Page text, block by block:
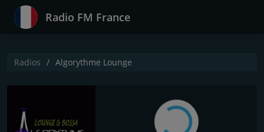
Radio FM France
Radios Algorythme Lounge